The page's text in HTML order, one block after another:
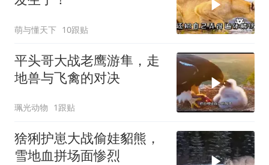
萌与懂天下 10跟贴
平头哥大战老鹰游隼，走
地兽与飞禽的对决
珮光动物 1跟贴
猞猁护崽大战偷娃貂熊，
雪地血拼场面惨烈